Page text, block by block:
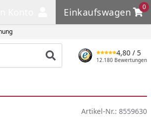
Einkaufswagen
0
Einkaufswagen
Produkt suchen
4,80 / 5
12.180 Bewertungen
Artikel-Nr.: 8559630